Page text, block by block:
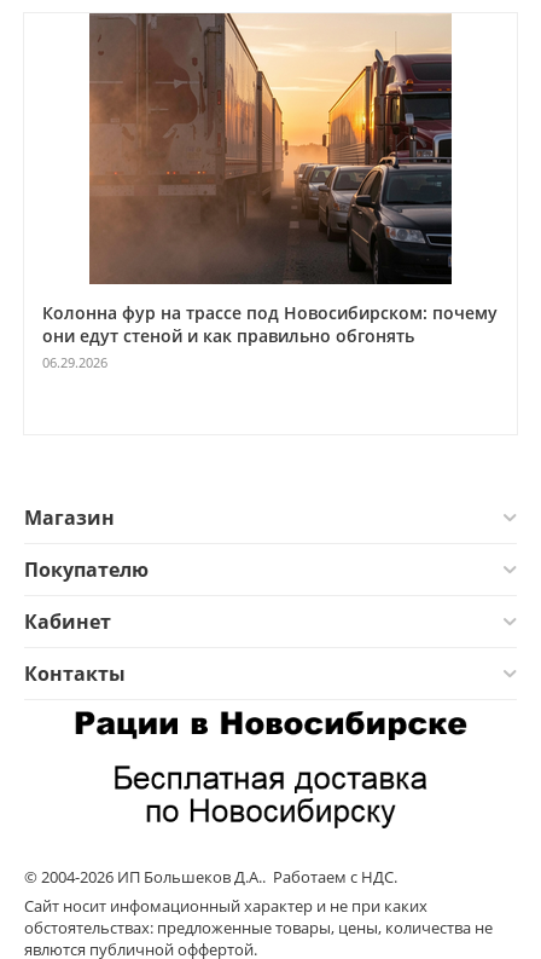
Колонна фур на трассе под Новосибирском: почему
они едут стеной и как правильно обгонять
06.29.2026
Магазин
Покупателю
Кабинет
Контакты
© 2004-2026 ИП Большеков Д.А.. Работаем с НДС.
Сайт носит инфомационный характер и не при каких
обстоятельствах: предложенные товары, цены, количества не
явлются публичной оффертой.